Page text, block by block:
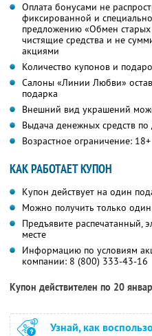
Оплата бонусами не
фиксированной и
предложению «Обмен старых
чистящие средства и не
акциями
Количество купонов и
Салоны «Линии Любви»
подарка
Внешний вид украшений
Выдача денежных средств
Возрастное ограничение: 18+
КАК РАБОТАЕТ КУПОН
Купон действует на один
Можно получить только
Предъявите распечатанный,
месте
Информацию по условиям
компании: 8 (800) 333-43-16
Купон действителен по 20
Узнай, как